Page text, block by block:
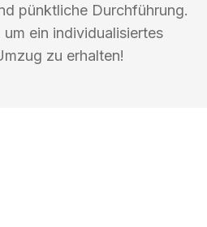
pünktliche Durchführung.
ein individualisiertes
zu erhalten!